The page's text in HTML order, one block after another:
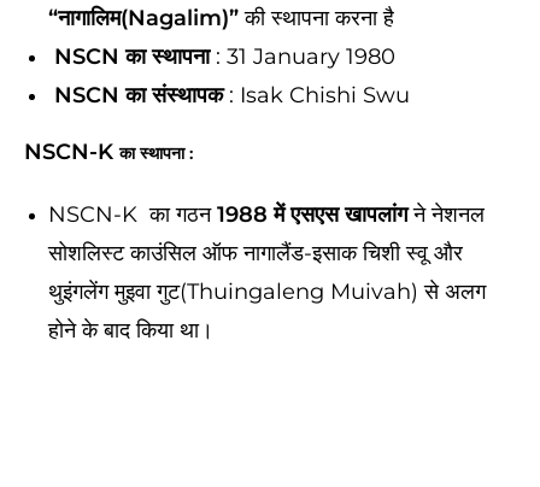
“नागालिम(Nagalim)”की स्थापना करना है
NSCN का स्थापना : 31 January 1980
NSCN का संस्थापक: Isak Chishi Swu
NSCN-Kका स्थापना :
NSCN-K का गठन1988 में एसएस खापलांगने नेशनल
सोशलिस्ट काउंसिल ऑफ नागालैंड-इसाक चिशी स्वू और
थुइंगलेंग मुइवा गुट(Thuingaleng Muivah) से अलग
होने के बाद किया था।